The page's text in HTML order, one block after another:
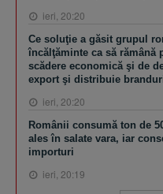
ieri, 20:20
Ce soluţie a găsit grupul
încălţăminte ca să rămână
scădere economică şi de
export şi distribuie
ieri, 20:20
Românii consumă ton de
ales în salate vara, iar
importuri
ieri, 20:19